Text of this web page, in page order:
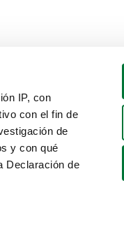
IP, con
con el fin de
de
y con qué
Declaración de